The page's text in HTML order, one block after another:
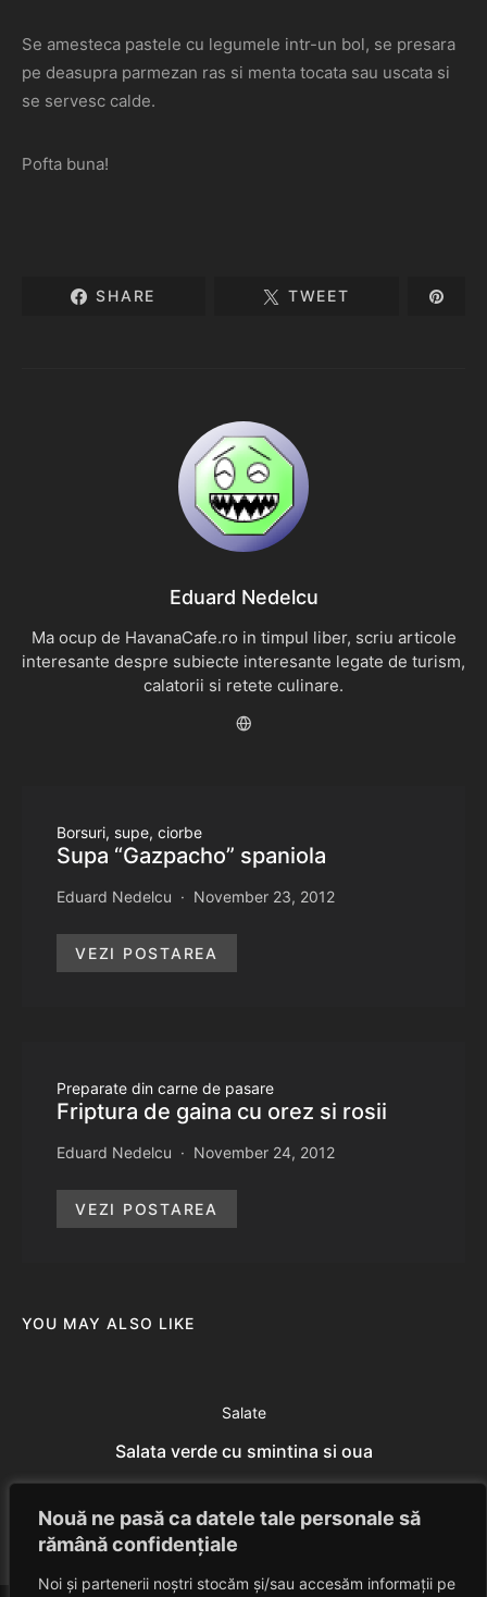
Nouă ne pasă ca datele tale personale să
rămână confidențiale
Noi și partenerii noștri stocăm și/sau accesăm informații pe
Se amesteca pastele cu legumele intr-un bol, se presara
pe deasupra parmezan ras si menta tocata sau uscata si
se servesc calde.
Pofta buna!
SHARE TWEET
Eduard Nedelcu
Ma ocup de HavanaCafe.ro in timpul liber, scriu articole
interesante despre subiecte interesante legate de turism,
calatorii si retete culinare.
Borsuri, supe, ciorbe
Supa “Gazpacho” spaniola
Eduard Nedelcu November 23, 2012
VEZI POSTAREA
Preparate din carne de pasare
Friptura de gaina cu orez si rosii
Eduard Nedelcu November 24, 2012
VEZI POSTAREA
YOU MAY ALSO LIKE
Salate
Salata verde cu smintina si oua
Eduard Nedelcu July 7, 2014